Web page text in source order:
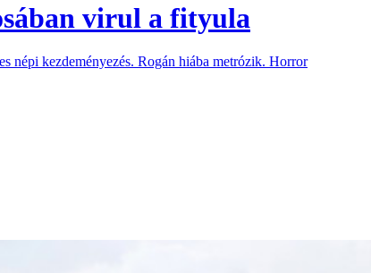
virul a fityula
népi kezdeményezés. Rogán hiába metrózik. Horror